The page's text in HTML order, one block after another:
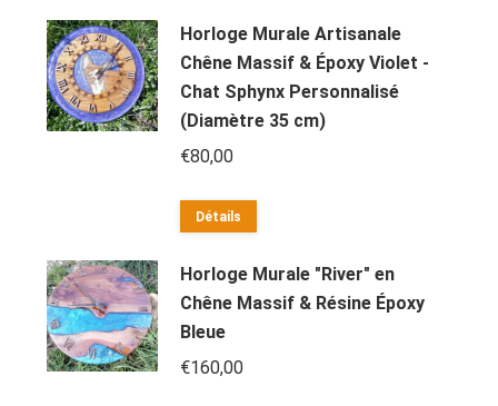
Horloge Murale Artisanale
Chêne Massif & Époxy Violet -
Chat Sphynx Personnalisé
(Diamètre 35 cm)
€80,00
Détails
Horloge Murale "River" en
Chêne Massif & Résine Époxy
Bleue
€160,00